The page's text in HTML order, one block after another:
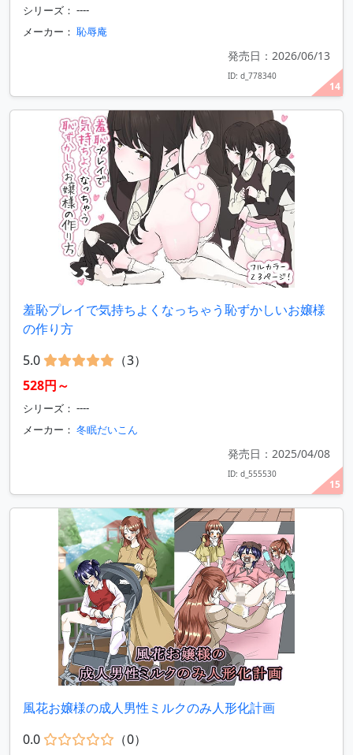
14
シリーズ： ----
メーカー： 恥辱庵
発売日：2026/06/13
ID: d_778340
15
羞恥プレイで気持ちよくなっちゃう恥ずかしいお嬢様
の作り方
5.0
（3）
528円～
シリーズ： ----
メーカー： 冬眠だいこん
発売日：2025/04/08
ID: d_555530
風花お嬢様の成人男性ミルクのみ人形化計画
0.0
（0）